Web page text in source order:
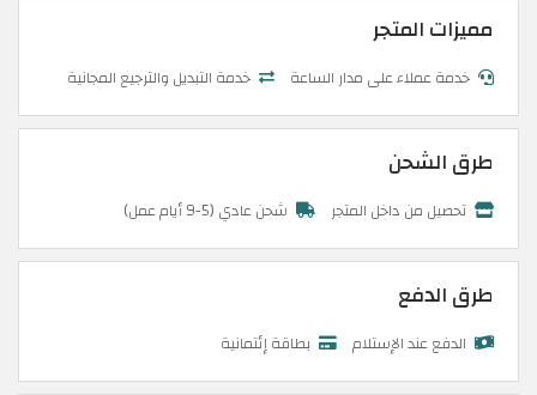
مميزات المتجر
خدمة عملاء على مدار الساعة خدمة التبديل والترجيع المجانية
طرق الشحن
تحصيل من داخل المتجر شحن عادي (5-9 أيام عمل)
طرق الدفع
الدفع عند الإستلام بطاقة إئتمانية